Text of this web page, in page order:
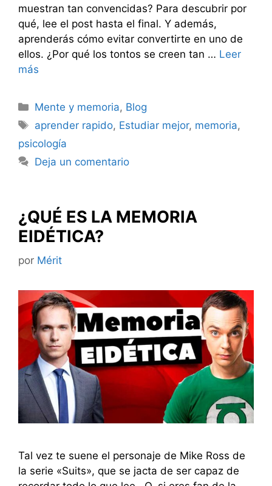
muestran tan convencidas? Para descubrir por
qué, lee el post hasta el final. Y además,
aprenderás cómo evitar convertirte en uno de
ellos. ¿Por qué los tontos se creen tan … Leer
más
Categorías
Mente y memoria, Blog
Etiquetas
aprender rapido, Estudiar mejor, memoria,
psicología
Deja un comentario
¿QUÉ ES LA MEMORIA
EIDÉTICA?
por Mérit
Tal vez te suene el personaje de Mike Ross de
la serie «Suits», que se jacta de ser capaz de